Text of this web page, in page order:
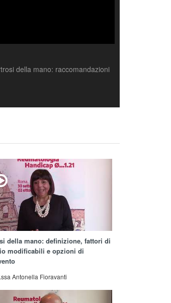
della mano: raccomandazioni
della mano: definizione, fattori di
modificabili e opzioni di
Antonella Fioravanti